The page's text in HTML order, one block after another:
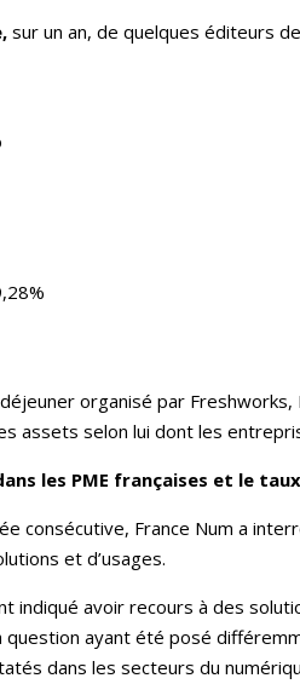
sur un an, de quelques éditeurs
organisé par
assets selon lui dont les
les PME françaises et le
consécutive, France Num a
et d’usages.
indiqué avoir recours à des
question ayant été posé
dans les secteurs du